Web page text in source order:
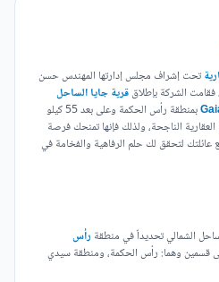
تحت إشراف مجلس إدارتها المهندس حسن
الشركة بإطلاققرية جايا الساحل
بمنطقة رأس الحكمة وعلى بعد 55
كيلو
الناجحة، ولذلك فإنها تمنحك فرصة
عائلتك لتحقق لك حلم الرفاهية والفخامة في
الشمالي تحديداً في منطقة رأس
قسمين وهما: رأس الحكمة، ومنطقة سيدي